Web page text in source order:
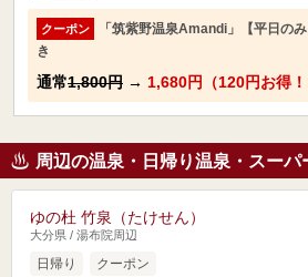
クーポン
「筑紫野温泉Amandi」【平日の
き
通常1,800円 → 1,680円（120円お得！
周辺の温泉・日帰り温泉・スーパ
ゆの杜 竹泉（たけせん）
大分県 / 湯布院周辺
日帰り クーポン